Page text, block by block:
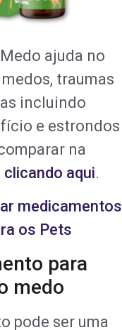
ajuda no
traumas
incluindo
e estrondos
na
clicando aqui.
medicamentos
os Pets
para
medo
pode ser uma